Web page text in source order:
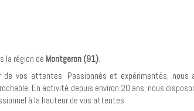
la région de Montgeron (91).
vos attentes. Passionnés et expérimentés, nous
En activité depuis environ 20 ans, nous
à la hauteur de vos attentes.